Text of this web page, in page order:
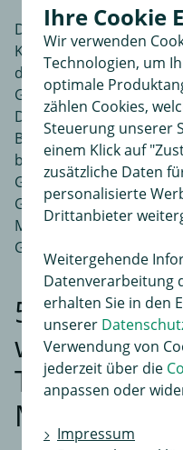
Der Garantiefall kann
Kaufvertrags und
der Rameder
GmbH (Am Eichberg
Deutschland) geltend
Beschreibung des
beizufügen. Die
Garantienehmers aus
Gewährleistungsrechte
Minderung oder
Garantieerklärung nicht
5.
wichtigsten
Thema
Montage"
Ihre Cookie
Wir verwenden
Technologien, um
optimale
zählen Cookies,
Steuerung unserer
einem Klick auf
zusätzliche Daten
personalisierte
Drittanbieter
Weitergehende
Datenverarbeitung
erhalten Sie in den
unserer
Verwendung von
jederzeit über die
anpassen oder
Impressum